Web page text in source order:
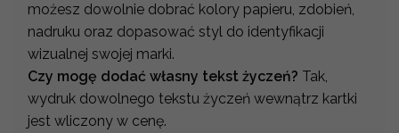
możesz dowolnie dobrać kolory papieru, zdobień,
nadruku oraz dopasować styl do identyfikacji
wizualnej swojej marki.
Czy mogę dodać własny tekst życzeń? Tak,
wydruk dowolnego tekstu życzeń wewnątrz kartki
jest wliczony w cenę.